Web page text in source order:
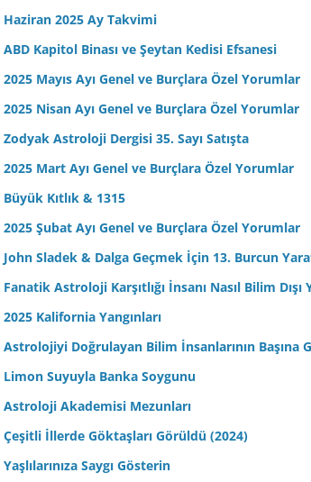
Haziran 2025 Ay Takvimi
ABD Kapitol Binası ve Şeytan Kedisi Efsanesi
2025 Mayıs Ayı Genel ve Burçlara Özel Yorumlar
2025 Nisan Ayı Genel ve Burçlara Özel Yorumlar
Zodyak Astroloji Dergisi 35. Sayı Satışta
2025 Mart Ayı Genel ve Burçlara Özel Yorumlar
Büyük Kıtlık & 1315
2025 Şubat Ayı Genel ve Burçlara Özel Yorumlar
John Sladek & Dalga Geçmek İçin 13. Burcun
Fanatik Astroloji Karşıtlığı İnsanı Nasıl Bilim Dışı
2025 Kalifornia Yangınları
Astrolojiyi Doğrulayan Bilim İnsanlarının Başına
Limon Suyuyla Banka Soygunu
Astroloji Akademisi Mezunları
Çeşitli İllerde Göktaşları Görüldü (2024)
Yaşlılarınıza Saygı Gösterin